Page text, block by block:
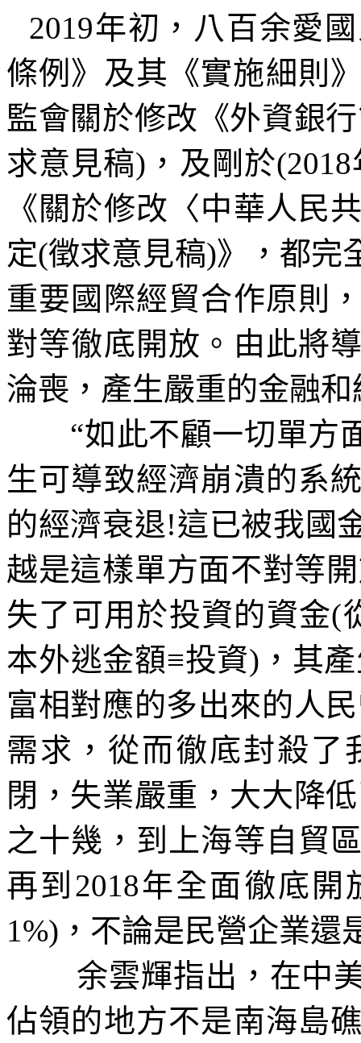
2019年初， 八百余愛
條例》及其《實施細則
監會關於修改《外資銀
求意見稿) ，及剛於(2018
《關於修改〈中華人民
定(徵求意見稿)》，都完
重要國際經貿合作原則
對等徹底開放。由此將
淪喪，產生嚴重的金融
“如此不顧一切單方
生可導致經濟崩潰的系
的經濟衰退!這已被我國
越是這樣單方面不對等
失了可用於投資的資金(
本外逃金額≡投資) ，其
富相對應的多出來的人
需求，從而徹底封殺了
閉，失業嚴重，大大降
之十幾，到上海等自貿
再到 2018年全面徹底開
1%) ，不論是民營企業
余雲輝指出，在中
佔領的地方不是南海島